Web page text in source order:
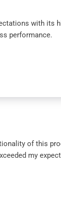
with its
performance.
of this
my